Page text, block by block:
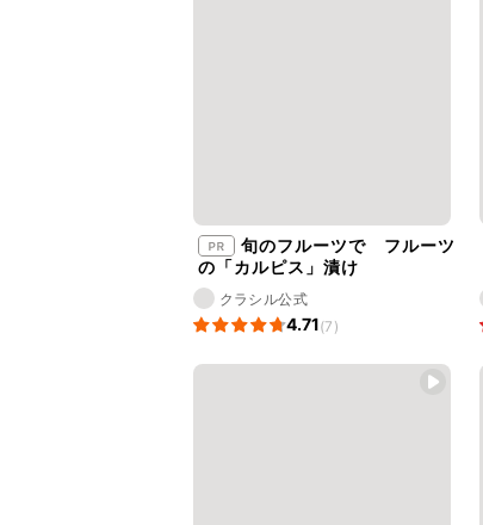
の「カルピス」漬け
クラシル公式
4.71(7)